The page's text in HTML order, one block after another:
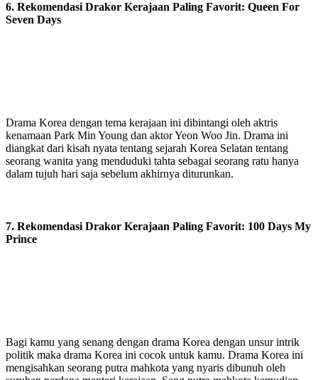
6. Rekomendasi Drakor Kerajaan Paling Favorit: Queen For
Seven Days
Drama Korea dengan tema kerajaan ini dibintangi oleh aktris
kenamaan Park Min Young dan aktor Yeon Woo Jin. Drama ini
diangkat dari kisah nyata tentang sejarah Korea Selatan tentang
seorang wanita yang menduduki tahta sebagai seorang ratu hanya
dalam tujuh hari saja sebelum akhirnya diturunkan.
7. Rekomendasi Drakor Kerajaan Paling Favorit: 100 Days My
Prince
Bagi kamu yang senang dengan drama Korea dengan unsur intrik
politik maka drama Korea ini cocok untuk kamu. Drama Korea ini
mengisahkan seorang putra mahkota yang nyaris dibunuh oleh